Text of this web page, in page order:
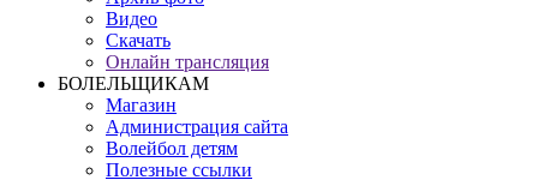
Видео
Скачать
Онлайн трансляция
БОЛЕЛЬЩИКАМ
Магазин
Администрация сайта
Волейбол детям
Полезные ссылки